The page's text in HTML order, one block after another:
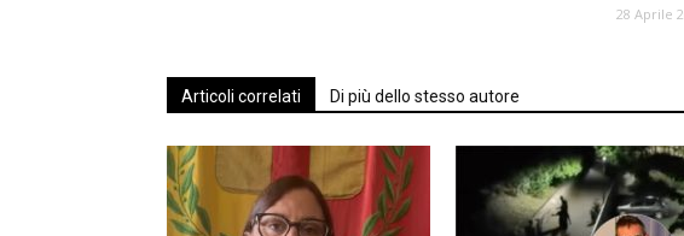
28 Aprile
Articoli correlati Di più dello stesso autore